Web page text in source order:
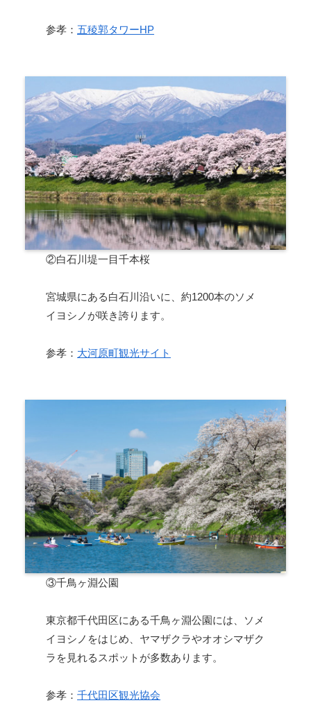
参孝： 五稜郭タワーHP
②白石川堤一目千本桜
宮城県にある白石川沿いに、約1200本のソメ
イヨシノが咲き誇ります。
参孝： 大河原町観光サイト
③千鳥ヶ淵公園
東京都千代田区にある千鳥ヶ淵公園には、ソメ
イヨシノをはじめ、ヤマザクラやオオシマザク
ラを見れるスポットが多数あります。
参孝：千代田区観光協会